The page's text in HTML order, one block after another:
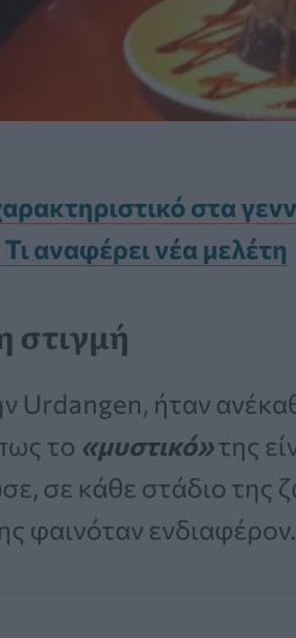
στα
αναφέρει νέα μελέτη
στιγμή
Urdangen, ήταν
το «μυστικό»της
σε κάθε στάδιο της
φαινόταν ενδιαφέρον.